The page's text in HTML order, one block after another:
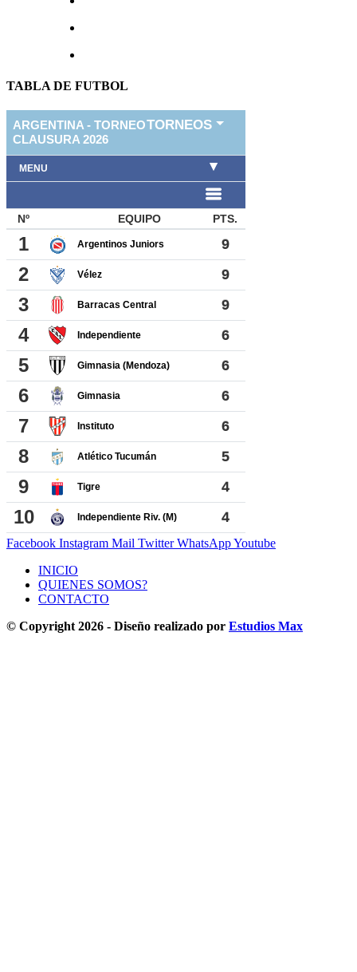
TABLA DE FUTBOL
Facebook Instagram Mail Twitter WhatsAppYoutube
INICIO
QUIENES SOMOS?
CONTACTO
© Copyright 2026 - Diseño realizado por Estudios Max